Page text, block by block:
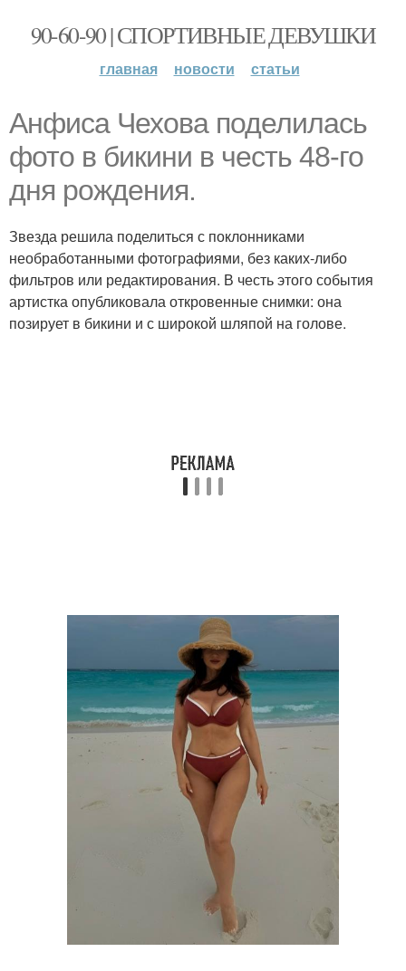
90-60-90 | СПОРТИВНЫЕ ДЕВУШКИ
главная новости статьи
Анфиса Чехова поделилась
фото в бикини в честь 48-го
дня рождения.
Звезда решила поделиться с поклонниками
необработанными фотографиями, без каких-либо
фильтров или редактирования. В честь этого события
артистка опубликовала откровенные снимки: она
позирует в бикини и с широкой шляпой на голове.